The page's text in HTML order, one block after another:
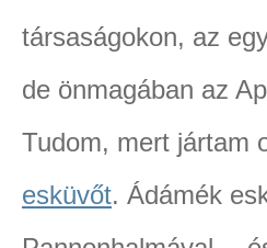
társaságokon, az
de önmagában az
Tudom, mert jártam
esküvőt. Ádámék